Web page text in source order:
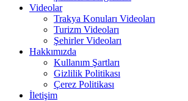
Videolar
Trakya Konuları Videoları
Turizm Videoları
Şehirler Videoları
Hakkımızda
Kullanım Şartları
Gizlilik Politikası
Çerez Politikası
İletişim